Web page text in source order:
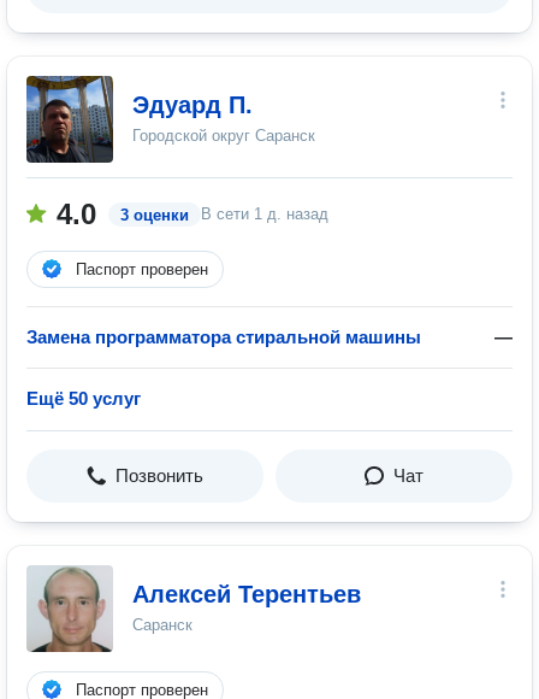
Эдуард П.
Городской округ Саранск
4.0 3 оценки В сети 1 д. назад
Паспорт проверен
Замена программатора стиральной машины —
Ещё 50 услуг
Позвонить Чат
Алексей Терентьев
Саранск
Паспорт проверен